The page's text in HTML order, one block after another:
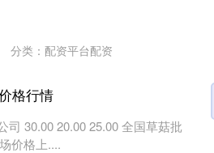
分类： 配资平台配资
格行情
30.00 20.00 25.00 全国草菇批
价格上....